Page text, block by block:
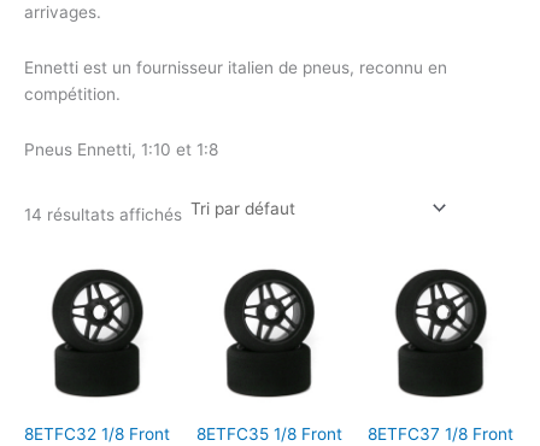
arrivages.
Ennetti est un fournisseur italien de pneus, reconnu en
compétition.
Pneus Ennetti, 1:10 et 1:8
14 résultats affichés
8ETFC32 1/8 Front
8ETFC35 1/8 Front
8ETFC37 1/8 Front